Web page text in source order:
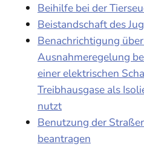
Beihilfe bei der
Beistandschaft des
Benachrichtigung
Ausnahmeregelung
einer elektrischen
Treibhausgase als
nutzt
Benutzung der
beantragen